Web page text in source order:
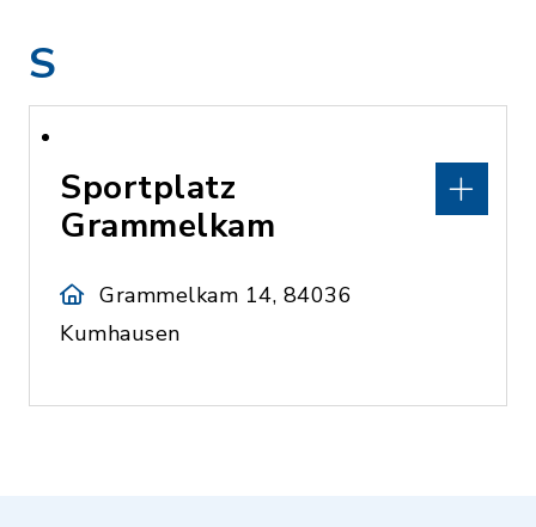
S
Sportplatz
Grammelkam
Grammelkam 14, 84036
Kumhausen